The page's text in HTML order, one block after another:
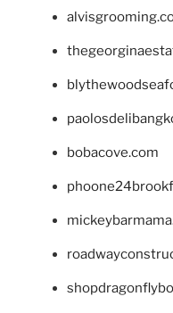
bobacove.com